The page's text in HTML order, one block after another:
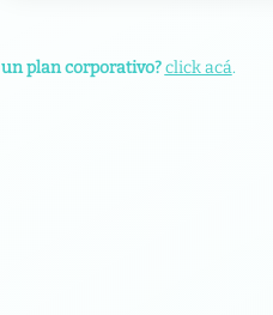
plan corporativo?click acá.